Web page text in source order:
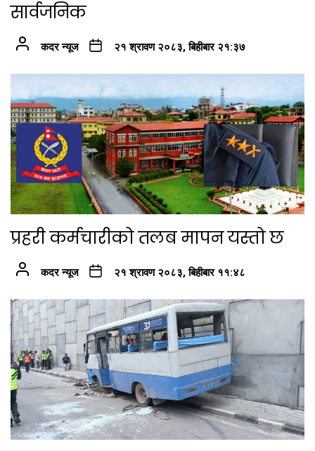
सार्वजनिक
कदर न्यूज २१ श्रावण २०८३, बिहीबार २१:३७
प्रहरी कर्मचारीको तलब मापन यस्तो छ
कदर न्यूज २१ श्रावण २०८३, बिहीबार ११:४८